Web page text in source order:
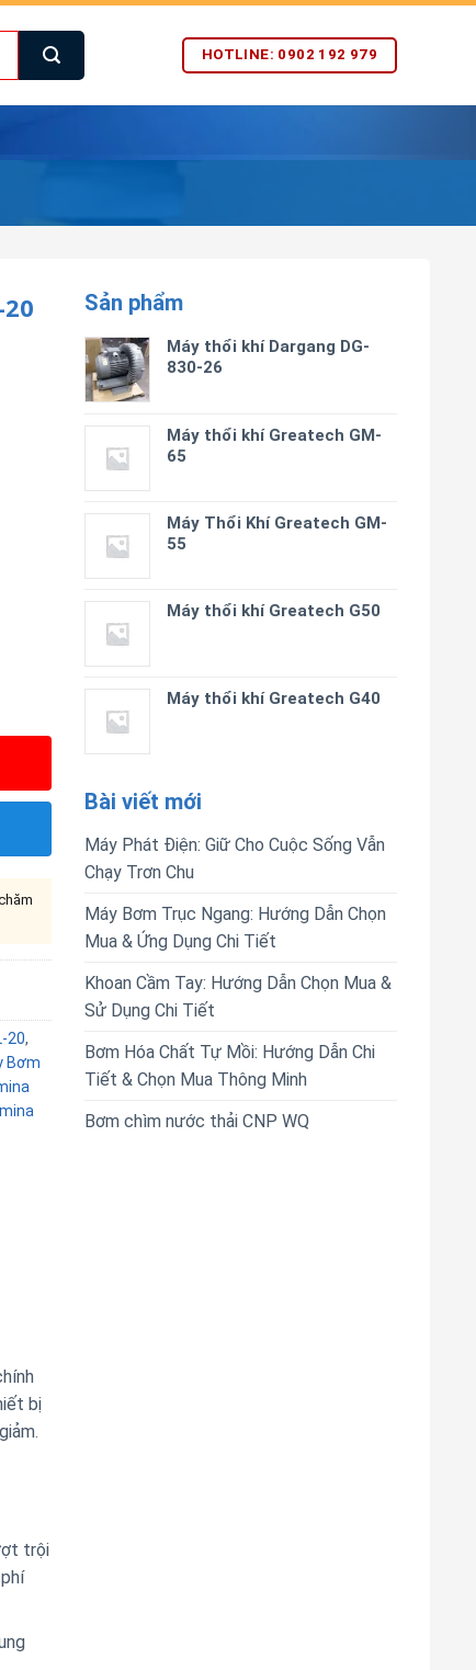
HOTLINE: 0902 192 979
Sản phẩm
Máy thổi khí Dargang DG-
830-26
Máy thổi khí Greatech GM-
65
Máy Thổi Khí Greatech GM-
55
Máy thổi khí Greatech G50
Máy thổi khí Greatech G40
Bài viết mới
Máy Phát Điện: Giữ Cho Cuộc Sống Vẫn
Chạy Trơn Chu
Máy Bơm Trục Ngang: Hướng Dẫn Chọn
Mua & Ứng Dụng Chi Tiết
Khoan Cầm Tay: Hướng Dẫn Chọn Mua &
Sử Dụng Chi Tiết
Bơm Hóa Chất Tự Mồi: Hướng Dẫn Chi
Tiết & Chọn Mua Thông Minh
Bơm chìm nước thải CNP WQ
20,
Bơm
bị
trội